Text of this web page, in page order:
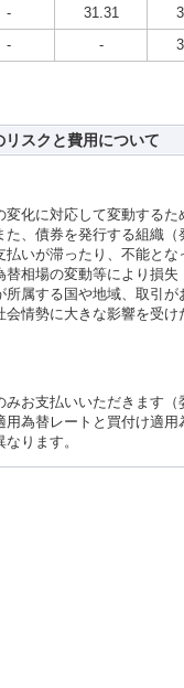
- 31.31
- -
リスクと費用について
化に対応して変動するた
、債券を発行する組織
いが滞ったり、不能とな
相場の変動等により損
属する国や地域、取引
情勢に大きな影響を受け
お支払いいただきます（
為替レートと買付け適
ります。